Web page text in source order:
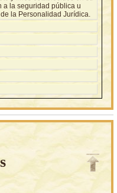
a la seguridad pública u
la Personalidad Jurídica.